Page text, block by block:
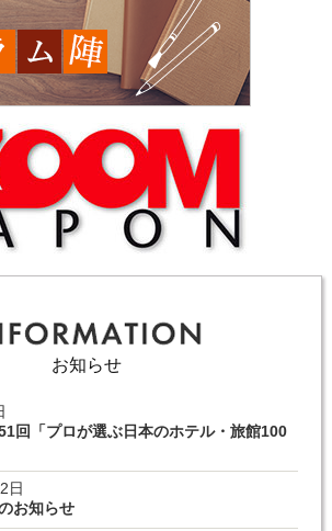
お知らせ
回「プロが選ぶ日本のホテル・旅館100
日
お知らせ